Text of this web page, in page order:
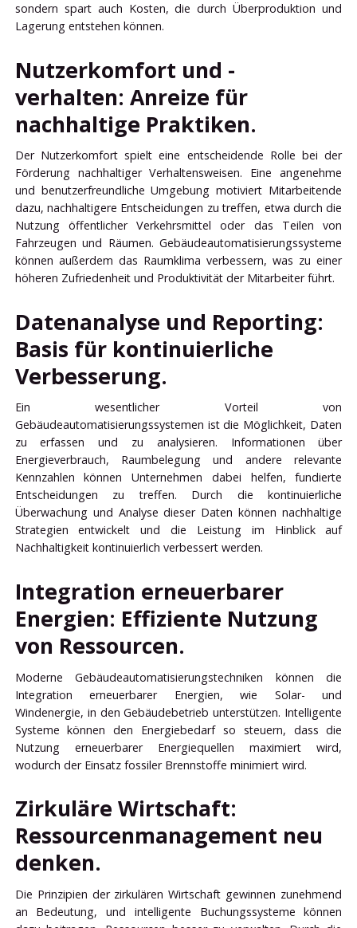
sondern spart auch Kosten, die durch Überproduktion und
Lagerung entstehen können.
Nutzerkomfort und -
verhalten: Anreize für
nachhaltige Praktiken.
Der Nutzerkomfort spielt eine entscheidende Rolle bei der
Förderung nachhaltiger Verhaltensweisen. Eine angenehme
und benutzerfreundliche Umgebung motiviert Mitarbeitende
dazu, nachhaltigere Entscheidungen zu treffen, etwa durch die
Nutzung öffentlicher Verkehrsmittel oder das Teilen von
Fahrzeugen und Räumen. Gebäudeautomatisierungssysteme
können außerdem das Raumklima verbessern, was zu einer
höheren Zufriedenheit und Produktivität der Mitarbeiter führt.
Datenanalyse und Reporting:
Basis für kontinuierliche
Verbesserung.
Ein wesentlicher Vorteil von
Gebäudeautomatisierungssystemen ist die Möglichkeit, Daten
zu erfassen und zu analysieren. Informationen über
Energieverbrauch, Raumbelegung und andere relevante
Kennzahlen können Unternehmen dabei helfen, fundierte
Entscheidungen zu treffen. Durch die kontinuierliche
Überwachung und Analyse dieser Daten können nachhaltige
Strategien entwickelt und die Leistung im Hinblick auf
Nachhaltigkeit kontinuierlich verbessert werden.
Integration erneuerbarer
Energien: Effiziente Nutzung
von Ressourcen.
Moderne Gebäudeautomatisierungstechniken können die
Integration erneuerbarer Energien, wie Solar- und
Windenergie, in den Gebäudebetrieb unterstützen. Intelligente
Systeme können den Energiebedarf so steuern, dass die
Nutzung erneuerbarer Energiequellen maximiert wird,
wodurch der Einsatz fossiler Brennstoffe minimiert wird.
Zirkuläre Wirtschaft:
Ressourcenmanagement neu
denken.
Die Prinzipien der zirkulären Wirtschaft gewinnen zunehmend
an Bedeutung, und intelligente Buchungssysteme können